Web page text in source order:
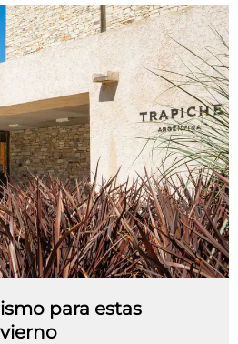
para estas